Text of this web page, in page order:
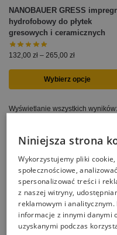
NANOBAUER GRESS
hydrofobowy do płytek
gresowych i ceramicznych
132,00 zł – 265,00 zł
Wybierz opcje
Wyświetlanie wszystkich
ceramiczne? Mamy do
szkliwionych.
pory w strukturze płytek
się trzyma, a mycie
uporczywe. Naniesienie
sprzątanie, brud nie
też powierzchnie gresu i
Niniejsza strona
Wykorzystujemy pliki
społecznościowe,
spersonalizować treści i
z naszej witryny,
reklamowym i analitycznym.
informacje z innymi danymi
uzyskanymi podczas